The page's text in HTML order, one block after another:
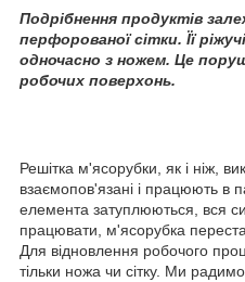
Подрібнення продуктів
перфорованої сітки. Її
одночасно з ножем. Це
робочих поверхонь.
Решітка м'ясорубки, як і ніж,
взаємопов'язані і працюють в
елемента затуплюються, вся
працювати, м'ясорубка
Для відновлення робочого
тільки ножа чи сітку. Ми